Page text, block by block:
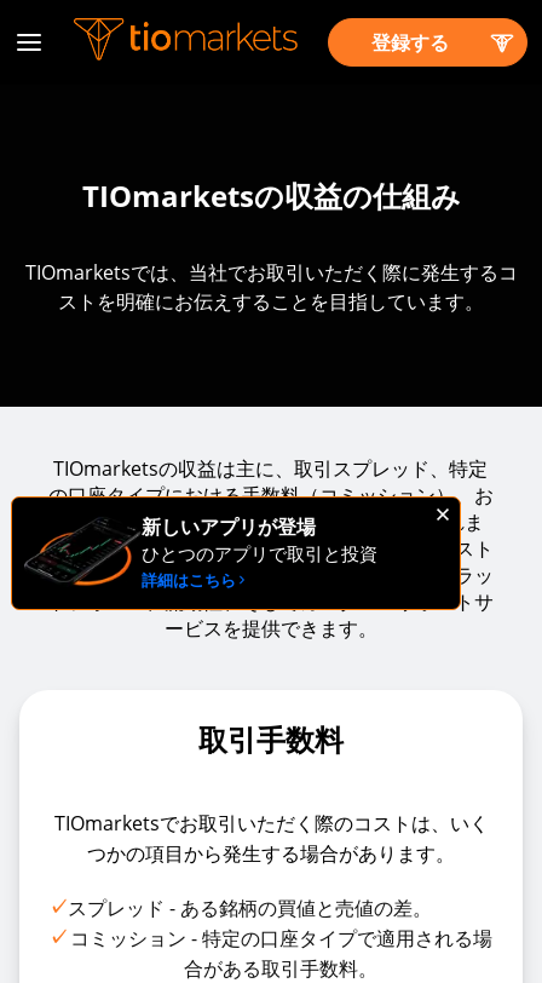
登録する
TIOmarketsの収益の仕組み
TIOmarketsでは、当社でお取引いただく際に発生するコ
ストを明確にお伝えすることを目指しています。
TIOmarketsの収益は主に、取引スプレッド、特定
の口座タイプにおける手数料（コミッション）、お
よびオーバーナイトのスワップ費用から得られま
す。多くのブローカーと同様、これらの取引コスト
により、世界の金融市場へのアクセス、取引プラッ
トフォーム、流動性、そしてカスタマーサポートサ
ービスを提供できます。
取引手数料
TIOmarketsでお取引いただく際のコストは、いく
つかの項目から発生する場合があります。
✓スプレッド - ある銘柄の買値と売値の差。
✓ コミッション - 特定の口座タイプで適用される場
合がある取引手数料。
新しいアプリが登場
ひとつのアプリで取引と投資
詳細はこちら